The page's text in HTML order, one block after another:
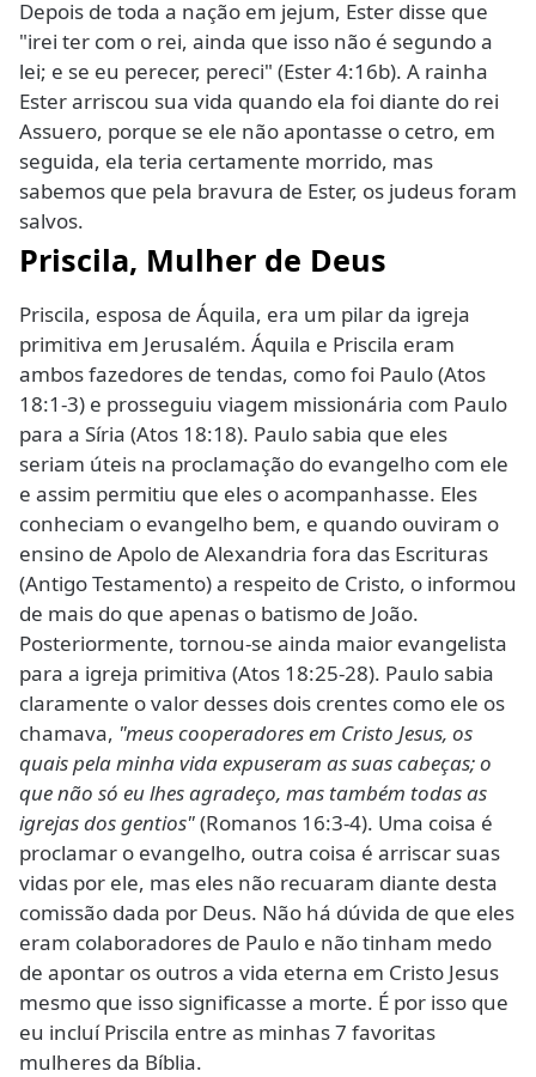
Depois de toda a nação em jejum, Ester disse que
"irei ter com o rei, ainda que isso não é segundo a
lei; e se eu perecer, pereci" (Ester 4:16b). A rainha
Ester arriscou sua vida quando ela foi diante do rei
Assuero, porque se ele não apontasse o cetro, em
seguida, ela teria certamente morrido, mas
sabemos que pela bravura de Ester, os judeus foram
salvos.
Priscila, Mulher de Deus
Priscila, esposa de Áquila, era um pilar da igreja
primitiva em Jerusalém. Áquila e Priscila eram
ambos fazedores de tendas, como foi Paulo (Atos
18:1-3) e prosseguiu viagem missionária com Paulo
para a Síria (Atos 18:18). Paulo sabia que eles
seriam úteis na proclamação do evangelho com ele
e assim permitiu que eles o acompanhasse. Eles
conheciam o evangelho bem, e quando ouviram o
ensino de Apolo de Alexandria fora das Escrituras
(Antigo Testamento) a respeito de Cristo, o informou
de mais do que apenas o batismo de João.
Posteriormente, tornou-se ainda maior evangelista
para a igreja primitiva (Atos 18:25-28). Paulo sabia
claramente o valor desses dois crentes como ele os
chamava, "meus cooperadores em Cristo Jesus, os
quais pela minha vida expuseram as suas cabeças; o
que não só eu lhes agradeço, mas também todas as
igrejas dos gentios"(Romanos 16:3-4). Uma coisa é
proclamar o evangelho, outra coisa é arriscar suas
vidas por ele, mas eles não recuaram diante desta
comissão dada por Deus. Não há dúvida de que eles
eram colaboradores de Paulo e não tinham medo
de apontar os outros a vida eterna em Cristo Jesus
mesmo que isso significasse a morte. É por isso que
eu incluí Priscila entre as minhas 7 favoritas
mulheres da Bíblia.